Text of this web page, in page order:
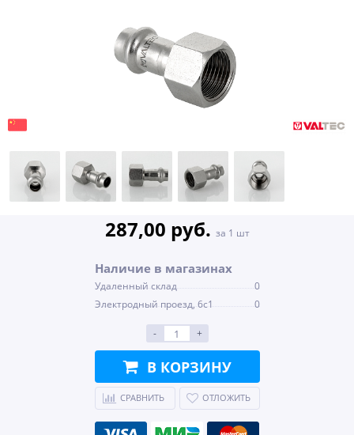
287,00 руб. за 1 шт
Наличие в магазинах
Удаленный склад
0
Электродный проезд, 6с1
0
- +
В КОРЗИНУ
СРАВНИТЬ ОТЛОЖИТЬ